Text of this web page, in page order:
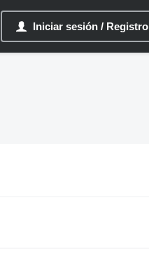
Iniciar sesión / Registro